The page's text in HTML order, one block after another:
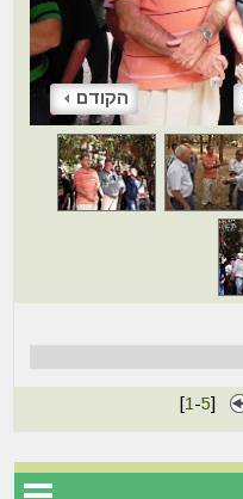
הקודם
[1 -5]